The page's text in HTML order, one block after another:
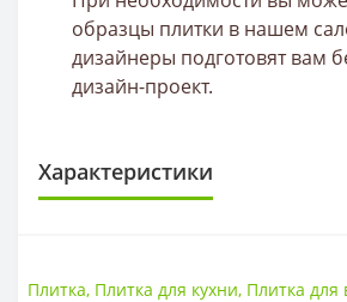
образцы плитки в нашем
дизайнеры подготовят вам
дизайн-проект.
Характеристики
Размер
Плитка, Плитка для кухни, Плитка для